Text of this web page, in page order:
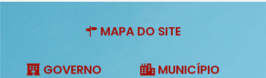
MAPA DO SITE
GOVERNO MUNICÍPIO